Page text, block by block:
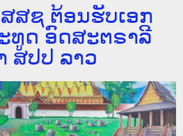
ສຊ ຕ້ອນຮັບເອກ
ທູດ ອົດສະຕຣາລີ
ສປປ ລາວ